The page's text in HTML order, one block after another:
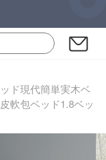
ド現代簡単実木ベ
軟包ベッド1.8ベッ